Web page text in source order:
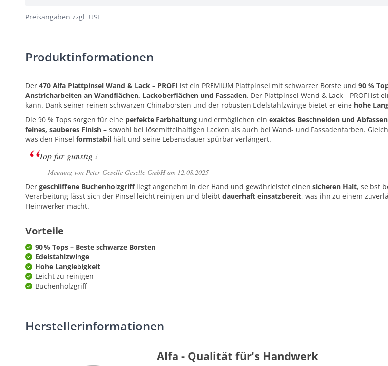
Preisangaben zzgl. USt.
Produktinformationen
Der 470 Alfa Plattpinsel Wand & Lack – PROFI ist ein PREMIUM Plattpinsel mit schwarzer Borste und 90 %
Anstricharbeiten an Wandflächen, Lackoberflächen und Fassaden. Der Plattpinsel Wand & Lack – PROFI
kann. Dank seiner reinen schwarzen Chinaborsten und der robusten Edelstahlzwinge bietet er eine hohe
Die 90 % Tops sorgen für eine perfekte Farbhaltung und ermöglichen ein exaktes Beschneiden und Abfassen
feines, sauberes Finish – sowohl bei lösemittelhaltigen Lacken als auch bei Wand- und Fassadenfarben.
was den Pinsel formstabil hält und seine Lebensdauer spürbar verlängert.
Top für günstig !
Meinung von Peter Geselle Geselle GmbH am 12.08.2025
Der geschliffene Buchenholzgriffliegt angenehm in der Hand und gewährleistet einen sicheren Halt, selbst
Verarbeitung lässt sich der Pinsel leicht reinigen und bleibt dauerhaft einsatzbereit, was ihn zu einem
Heimwerker macht.
Vorteile
90 % Tops – Beste schwarze Borsten
Edelstahlzwinge
Hohe Langlebigkeit
Leicht zu reinigen
Buchenholzgriff
Herstellerinformationen
Alfa - Qualität für's Handwerk